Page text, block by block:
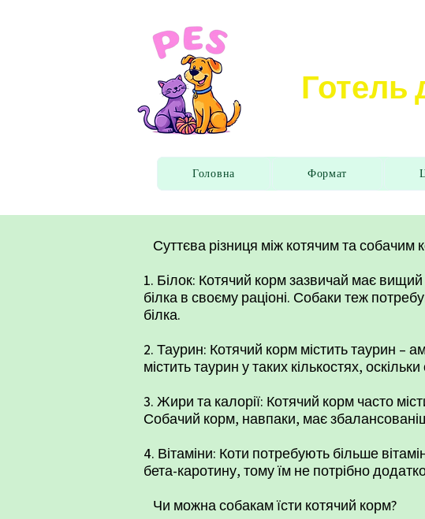
Готель
Головна Формат
Суттєва різниця між котячим та собачим
1. Білок: Котячий корм зазвичай має вищий
білка в своєму раціоні. Собаки теж
білка.
2. Таурин: Котячий корм містить таурин –
містить таурин у таких кількостях,
3. Жири та калорії: Котячий корм часто
Собачий корм, навпаки, має
4. Вітаміни: Коти потребують більше
бета-каротину, тому їм не потрібно
Чи можна собакам їсти котячий корм?